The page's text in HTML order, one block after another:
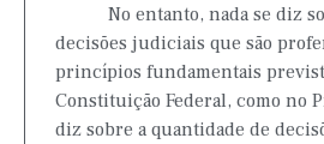
No entanto, nada se diz
decisões judiciais que são
princípios fundamentais
Constituição Federal, como no
diz sobre a quantidade de